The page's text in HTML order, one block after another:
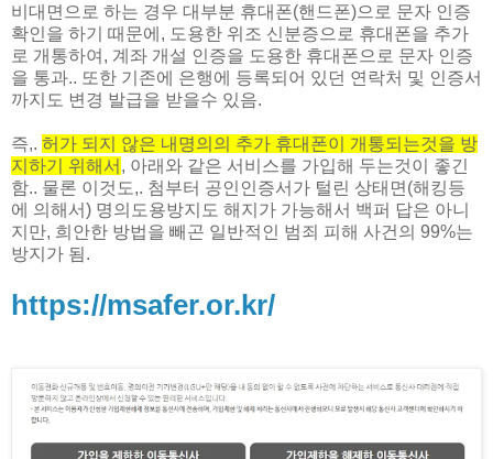
비대면으로 하는 경우 대부분 휴대폰(핸드폰)으로 문자 인증
확인을 하기 때문에, 도용한 위조 신분증으로 휴대폰을 추가
로 개통하여, 계좌 개설 인증을 도용한 휴대폰으로 문자 인증
을 통과.. 또한 기존에 은행에 등록되어 있던 연락처 및 인증서
까지도 변경 발급을 받을수 있음.
즉,. 허가 되지 않은 내명의의 추가 휴대폰이 개통되는것을 방
지하기 위해서 , 아래와 같은 서비스를 가입해 두는것이 좋긴
함.. 물론 이것도,. 첨부터 공인인증서가 털린 상태면(해킹등
에 의해서) 명의도용방지도 해지가 가능해서 백퍼 답은 아니
지만, 희안한 방법을 빼곤 일반적인 범죄 피해 사건의 99%는
방지가 됨.
https://msafer.or.kr/